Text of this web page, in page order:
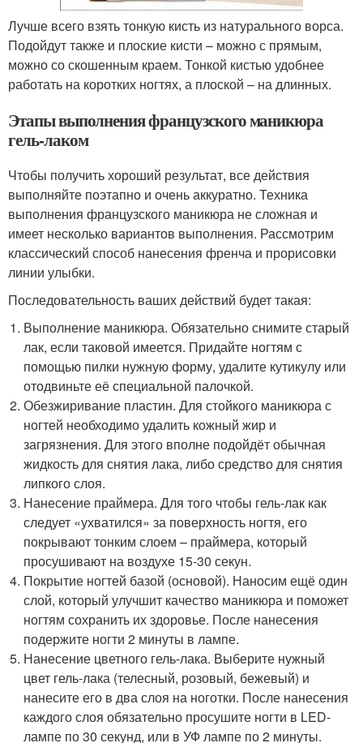
Лучше всего взять тонкую кисть из натурального ворса.
Подойдут также и плоские кисти – можно с прямым,
можно со скошенным краем. Тонкой кистью удобнее
работать на коротких ногтях, а плоской – на длинных.
Этапы выполнения французского маникюра
гель-лаком
Чтобы получить хороший результат, все действия
выполняйте поэтапно и очень аккуратно. Техника
выполнения французского маникюра не сложная и
имеет несколько вариантов выполнения. Рассмотрим
классический способ нанесения френча и прорисовки
линии улыбки.
Последовательность ваших действий будет такая:
Выполнение маникюра. Обязательно снимите старый
лак, если таковой имеется. Придайте ногтям с
помощью пилки нужную форму, удалите кутикулу или
отодвиньте её специальной палочкой.
Обезжиривание пластин. Для стойкого маникюра с
ногтей необходимо удалить кожный жир и
загрязнения. Для этого вполне подойдёт обычная
жидкость для снятия лака, либо средство для снятия
липкого слоя.
Нанесение праймера. Для того чтобы гель-лак как
следует «ухватился» за поверхность ногтя, его
покрывают тонким слоем – праймера, который
просушивают на воздухе 15-30 секун.
Покрытие ногтей базой (основой). Наносим ещё один
слой, который улучшит качество маникюра и поможет
ногтям сохранить их здоровье. После нанесения
подержите ногти 2 минуты в лампе.
Нанесение цветного гель-лака. Выберите нужный
цвет гель-лака (телесный, розовый, бежевый) и
нанесите его в два слоя на ноготки. После нанесения
каждого слоя обязательно просушите ногти в LED-
лампе по 30 секунд, или в УФ лампе по 2 минуты.